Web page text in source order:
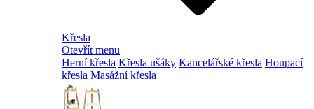
Křesla
Otevřít menu
Herní křesla Křesla ušáky Kancelářské křesla Houpací
křesla Masážní křesla